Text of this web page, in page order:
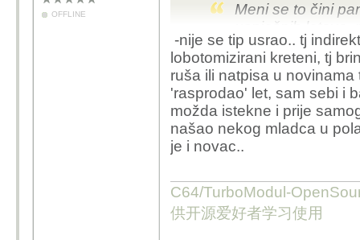
OFFLINE
Meni se to čini
uspješnih
Upravo sam pomislio
da ima "neodgodiv"
uslugu koju je platio
50.+ let a ne ići grlom
letu.
-nije se tip usrao.. tj
lobotomizirani kreteni, tj
ruša ili natpisa u
'rasprodao' let, sam sebi i
možda istekne i prije
našao nekog mladca u
je i novac..
C64/TurboModul-
供开源爱好者学习使用